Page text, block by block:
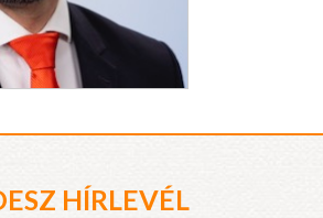
HÍRLEVÉL